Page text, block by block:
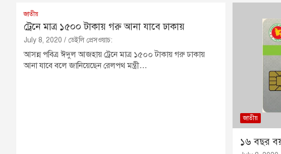
জাতীয়
ট্রেনে মাত্র ১৫০০ টাকায় গরু আনা যাবে ঢাকায়
July 8, 2020 ডেইলি প্রেসওয়াচ:
আসন্ন পবিত্র ঈদুল আজহায় ট্রেনে মাত্র ১৫০০ টাকায় গরু ঢাকায়
আনা যাবে বলে জানিয়েছেন রেলপথ মন্ত্রী…
জাতীয়
১৬ বছর